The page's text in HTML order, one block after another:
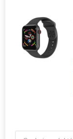
Wyszukiwarka